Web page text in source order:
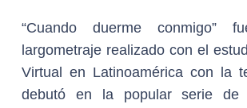
“Cuando duerme conmigo”
largometraje realizado con el
Virtual en Latinoamérica con la
debutó en la popular serie de